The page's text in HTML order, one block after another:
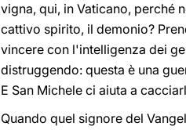
vigna, qui, in Vaticano, perché
cattivo spirito, il demonio?
vincere con l'intelligenza dei
distruggendo: questa è una
E San Michele ci aiuta a
Quando quel signore del